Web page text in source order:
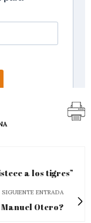
a los tigres”
SIGUIENTE ENTRADA
Manuel Otero?